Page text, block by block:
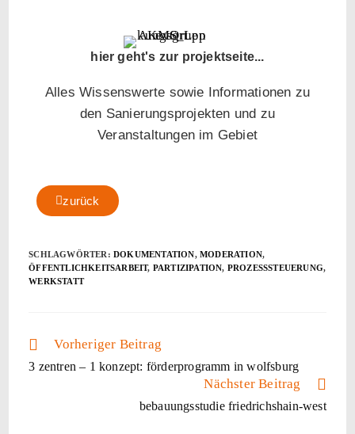
hier geht's zur projektseite...
Alles Wissenswerte sowie Informationen zu
den Sanierungsprojekten und zu
Veranstaltungen im Gebiet
zurück
SCHLAGWÖRTER:DOKUMENTATION, MODERATION,
ÖFFENTLICHKEITSARBEIT, PARTIZIPATION, PROZESSSTEUERUNG,
WERKSTATT
Vorheriger Beitrag
3 zentren – 1 konzept: förderprogramm in wolfsburg
Nächster Beitrag
bebauungsstudie friedrichshain-west